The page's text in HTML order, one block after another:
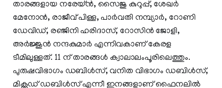
താരങ്ങളായ നരേയ്ന്‍, സൈജു കുറുപ്പ്, ശേഖര്‍
മേനോന്‍, രാജീവ് പിള്ള, പാര്‍വതി നമ്പ്യാര്‍, റോണി
ഡേവിഡ്, രഞ്ജിനി ഹരിദാസ്, റോസിന്‍ ജോളി,
അര്‍ജ്ജുന്‍ നന്ദകുമാര്‍ എന്നിവകാണ് കേരള
ടീമിലുള്ളത്. 11 ന് താരങ്ങള്‍ ക്വാലാലംപൂരിലെത്തും.
പുരുഷവിഭാഗം ഡബിള്‍സ്, വനിത വിഭാഗം ഡബിള്‍സ്,
മിക്സഡ് ഡബിള്‍സ് എന്നീ ഇനങ്ങളാണ് ഫൈനലില്‍